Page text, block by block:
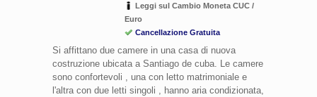
Leggi sul Cambio Moneta CUC /
Euro
Cancellazione Gratuita
Si affittano due camere in una casa di nuova
costruzione ubicata a Santiago de cuba. Le camere
sono confortevoli , una con letto matrimoniale e
l'altra con due letti singoli , hanno aria condizionata,